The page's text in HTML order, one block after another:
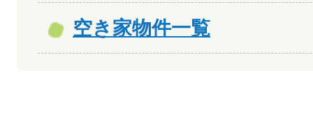
空き家物件一覧